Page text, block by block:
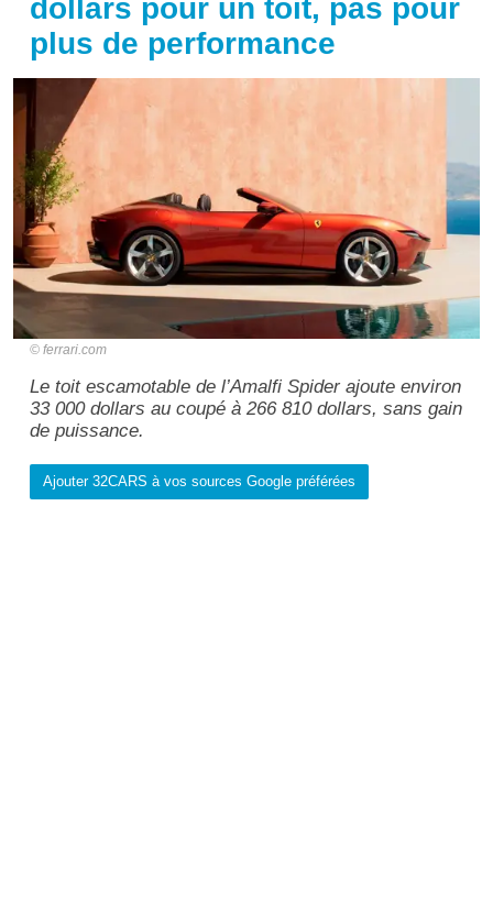
dollars pour un toit, pas pour
plus de performance
ferrari.com
Le toit escamotable de l’Amalfi Spider ajoute environ
33 000 dollars au coupé à 266 810 dollars, sans gain
de puissance.
Ajouter 32CARS à vos sources Google préférées